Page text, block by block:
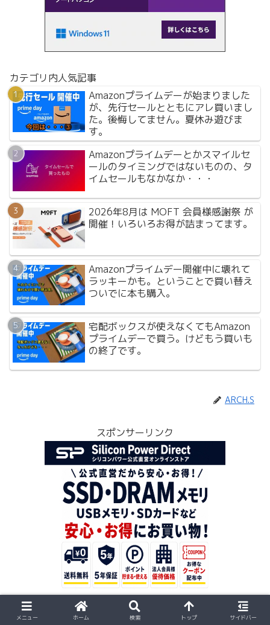
カテゴリ内人気記事
Amazonプライムデーが始まりました
が、先行セールとともにアレ買いまし
た。後悔してません。夏休み遊びま
す。
Amazonプライムデーとかスマイルセ
ールのタイミングではないものの、タ
イムセールもなかなか・・・
2026年8月は MOFT 会員様感謝祭 が
開催！いろいろお得が詰まってます。
Amazonプライムデー開催中に壊れて
ラッキーかも。ということで買い替え
ついでに本も購入。
宅配ボックスが使えなくてもAmazon
プライムデーで買う。けどもう買いも
の終了です。
ARCH.S
スポンサーリンク
スポンサーリンク
メニュー ホーム 検索 トップ サイドバー